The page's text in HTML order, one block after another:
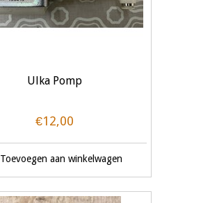
Ulka Pomp
€12,00
Toevoegen aan winkelwagen